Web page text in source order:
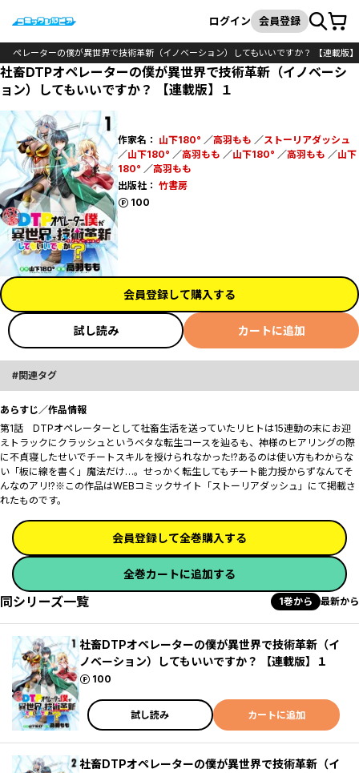
検索
ログイン 会員登録カート
オペレーターの僕が異世界で技術革新（イノベーション）してもいいですか？ 【連載版】
社畜DTPオペレーターの僕が異世界で技術革新（イノベーシ
ョン）してもいいですか？ 【連載版】１
作家名： 山下180° ／高羽もも ／ストーリアダッシュ
／山下180° ／高羽もも ／山下180° ／高羽もも ／山下
180° ／高羽もも
出版社： 竹書房
100
ポイント
会員登録して購入する
試し読み カートに追加
関連タグ
あらすじ／作品情報
第1話 DTPオペレーターとして社畜生活を送っていたリヒトは15連勤の末にお迎
えトラックにクラッシュというベタな転生コースを辿るも、神様のヒアリングの際
に不貞寝したせいでチートスキルを授けられなかった!?あるのは使い方もわからな
い「板に線を書く」魔法だけ…。せっかく転生してもチート能力授からずなんてそ
んなのアリ!?※この作品はWEBコミックサイト「ストーリアダッシュ」にて掲載さ
れたものです。
会員登録して全巻購入する
全巻カートに追加する
同シリーズ一覧 1巻から 最新から
社畜DTPオペレーターの僕が異世界で技術革新（イ
ノベーション）してもいいですか？ 【連載版】１
100
ポイント
試し読み カートに追加
社畜DTPオペレーターの僕が異世界で技術革新（イ